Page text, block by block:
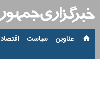
عناوین‌ سیاست اقتصاد